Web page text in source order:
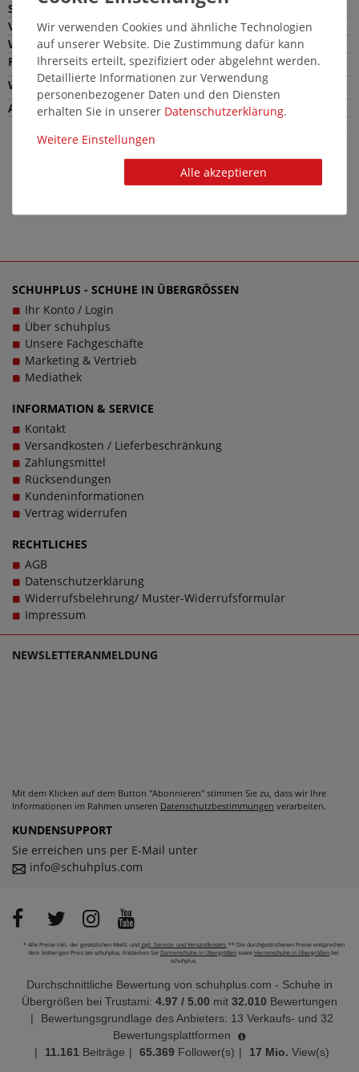
Sohle
Verschlussart
Weite
Farbe
Mehrfarbig
Wechselfußbett
Nein
Absatzart
SCHUHPLUS - SCHUHE IN ÜBERGRÖSSEN
Ihr Konto / Login
Über schuhplus
Unsere Fachgeschäfte
Marketing & Vertrieb
Mediathek
INFORMATION & SERVICE
Kontakt
Versandkosten / Lieferbeschränkung
Zahlungsmittel
Rücksendungen
Kundeninformationen
Vertrag widerrufen
RECHTLICHES
AGB
Datenschutzerklärung
Widerrufsbelehrung/ Muster-Widerrufsformular
Impressum
NEWSLETTERANMELDUNG
Mit dem Klicken auf dem Button "Abonnieren" stimmen Sie zu, dass wir Ihre
Informationen im Rahmen unseren Datenschutzbestimmungen verarbeiten.
KUNDENSUPPORT
Sie erreichen uns per E-Mail unter
info@schuhplus.com
* Alle Preise inkl. der gesetzlichen MwSt. und zzgl. Service- und Versandkosten. ** Die durchgestrichenen Preise entsprechen
dem bisherigen Preis bei schuhplus. Entdecken Sie Damenschuhe in Übergrößen sowie Herrenschuhe in Übergrößen bei
schuhplus.
Durchschnittliche Bewertung von schuhplus.com - Schuhe in
Übergrößen bei Trustami: 4.97 / 5.00 mit 32.010 Bewertungen
|
Bewertungsgrundlage des Anbieters: 13 Verkaufs- und 32
Bewertungsplattformen
|
11.161 Beiträge | 65.369 Follower(s) | 17 Mio. View(s)
Wir verwenden Cookies und ähnliche Technologien
auf unserer Website. Die Zustimmung dafür kann
Ihrerseits erteilt, spezifiziert oder abgelehnt werden.
Detaillierte Informationen zur Verwendung
personenbezogener Daten und den Diensten
erhalten Sie in unserer Daten­schutz­erklärung.
Weitere Einstellungen
Alle akzeptieren